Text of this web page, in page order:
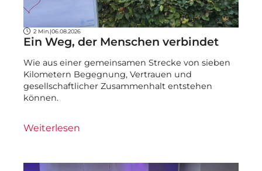
2 Min. |06.08.2026
Ein Weg, der Menschen verbindet
Wie aus einer gemeinsamen Strecke von sieben
Kilometern Begegnung, Vertrauen und
gesellschaftlicher Zusammenhalt entstehen
können.
Weiterlesen